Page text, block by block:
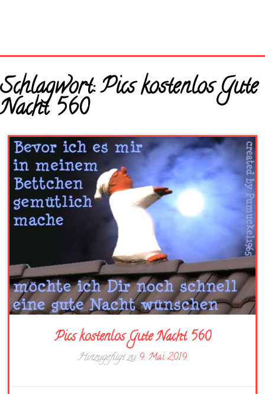
Startseite
Neue Bilder
Schlagwort:Pics kostenlos Gute
Nacht 560
Pics kostenlos Gute Nacht 560
Hinzugefügt zu9. Mai 2019